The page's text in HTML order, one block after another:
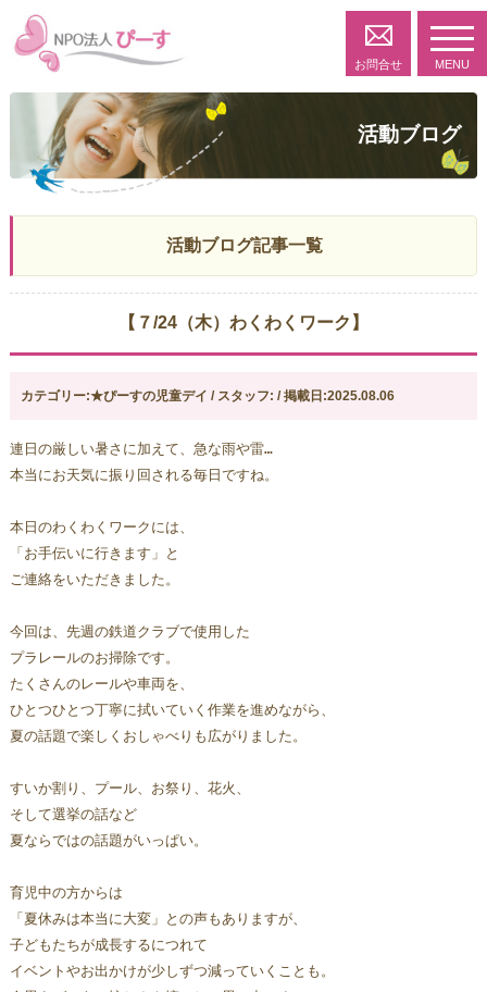
お問合せ MENU
活動ブログ
活動ブログ記事一覧
【７/24（木）わくわくワーク】
カテゴリー:★ぴーすの児童デイ / スタッフ: / 掲載日:2025.08.06
連日の厳しい暑さに加えて、急な雨や雷…
本当にお天気に振り回される毎日ですね。
本日のわくわくワークには、
「お手伝いに行きます」と
ご連絡をいただきました。
今回は、先週の鉄道クラブで使用した
プラレールのお掃除です。
たくさんのレールや車両を、
ひとつひとつ丁寧に拭いていく作業を進めながら、
夏の話題で楽しくおしゃべりも広がりました。
すいか割り、プール、お祭り、花火、
そして選挙の話など
夏ならではの話題がいっぱい。
育児中の方からは
「夏休みは本当に大変」との声もありますが、
子どもたちが成長するにつれて
イベントやお出かけが少しずつ減っていくことも。